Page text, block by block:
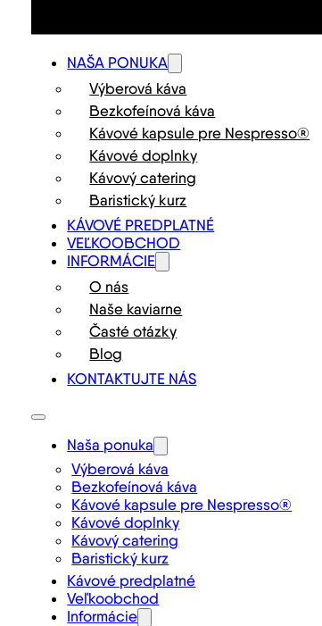
NAŠA PONUKA
Výberová káva
Bezkofeínová káva
Kávové kapsule pre Nespresso®
Kávové doplnky
Kávový catering
Baristický kurz
KÁVOVÉ PREDPLATNÉ
VEĽKOOBCHOD
INFORMÁCIE
O nás
Naše kaviarne
Časté otázky
Blog
KONTAKTUJTE NÁS
Naša ponuka
Výberová káva
Bezkofeínová káva
Kávové kapsule pre Nespresso®
Kávové doplnky
Kávový catering
Baristický kurz
Kávové predplatné
Veľkoobchod
Informácie